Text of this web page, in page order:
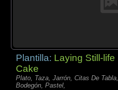
Plantilla: Laying Still-life
Cake
Plato, Taza, Jarrón, Citas De Tabla,
Bodegón, Pastel,